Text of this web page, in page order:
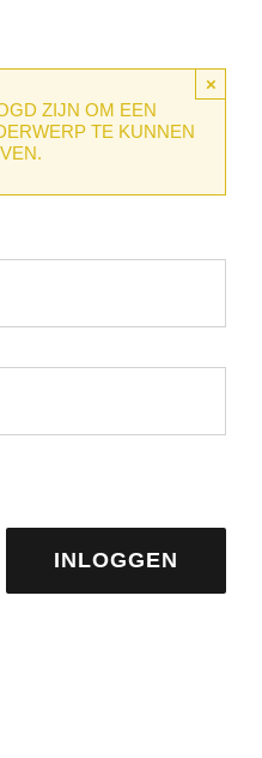
×
ZIJN OM EEN
TE KUNNEN
INLOGGEN